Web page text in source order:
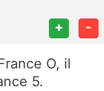
+ -
O, il
5.